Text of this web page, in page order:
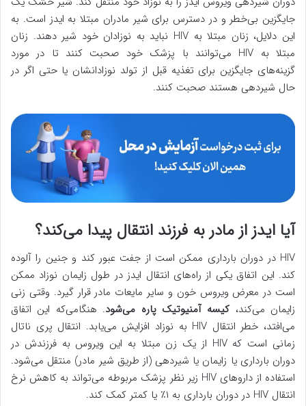
جایگزین بی‌خطر و در دسترس برای شیر مادران مبتلا به ایدز است. به
این دلایل، زنان مبتلا به HIV نباید به نوزادان خود شیر دهند. زنان
مبتلا به HIV می‌توانند با پزشک خود صحبت کنند تا در مورد
گزینه‌های جایگزین برای تغذیه قبل از تولد نوزادانشان یا حتی اگر در
حال شیردهی هستند صحبت کنند.
آیا ایدز از مادر به فرزند انتقال پیدا می‌کند؟
HIV در دوران بارداری ممکن است از جفت عبور کند و جنین را آلوده
کند. این اتفاق یکی از راه‌های انتقال ایدز در طول زایمان نوزاد ممکن
است در معرض ویروس خون و سایر مایعات مادر قرار گیرد. وقتی زنی
زایمان می‌کند، کیسه آمنیوتیک پاره می‌شود. هنگامی‌که این اتفاق
می‌افتد، خطر انتقال HIV به نوزاد افزایش می‌یابد. انتقال پری ناتال
زمانی است که HIV از یک زن مبتلا به این ویروس به فرزندش در
دوران بارداری یا زایمان یا شیردهی (از طریق شیر مادر) منتقل می‌شود.
استفاده از داروهای HIV زیر نظر پزشک مربوطه می‌تواند به کاهش نرخ
انتقال HIV در دوران بارداری به ۱٪ یا کمتر کمک کند.